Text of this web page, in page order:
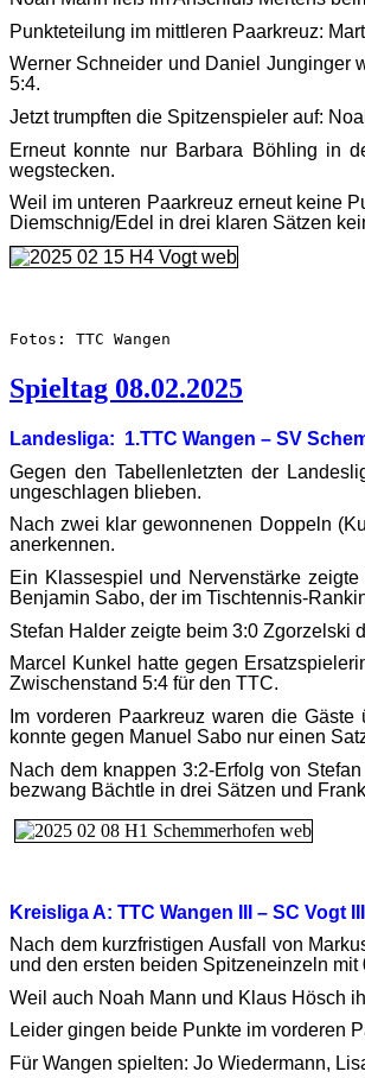
Punkteteilung im mittleren Paarkreuz:
Werner Schneider und Daniel Junginger
5:4.
Jetzt trumpften die Spitzenspieler auf:
Erneut konnte nur Barbara Böhling in
wegstecken.
Weil im unteren Paarkreuz erneut keine
Diemschnig/Edel in drei klaren Sätzen
Fotos: TTC Wangen
Spieltag 08.02.2025
Landesliga: 1.TTC Wangen – SV
Gegen den Tabellenletzten der
ungeschlagen blieben.
Nach zwei klar gewonnenen Doppeln
anerkennen.
Ein Klassespiel und Nervenstärke
Benjamin Sabo, der im Tischtennis-
Stefan Halder zeigte beim 3:0 Zgorzelski
Marcel Kunkel hatte gegen
Zwischenstand 5:4 für den TTC.
Im vorderen Paarkreuz waren die
konnte gegen Manuel Sabo nur einen
Nach dem knappen 3:2-Erfolg von
bezwang Bächtle in drei Sätzen und
Kreisliga A: TTC Wangen III – SC Vogt
Nach dem kurzfristigen Ausfall von
und den ersten beiden Spitzeneinzeln
Weil auch Noah Mann und Klaus Hösch
Leider gingen beide Punkte im vorderen
Für Wangen spielten: Jo Wiedermann,